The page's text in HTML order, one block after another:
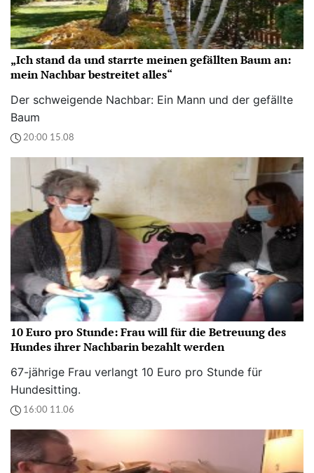
„Ich stand da und starrte meinen gefällten Baum an:
mein Nachbar bestreitet alles“
Der schweigende Nachbar: Ein Mann und der gefällte
Baum
20:00 15.08
10 Euro pro Stunde: Frau will für die Betreuung des
Hundes ihrer Nachbarin bezahlt werden
67-jährige Frau verlangt 10 Euro pro Stunde für
Hundesitting.
16:00 11.06